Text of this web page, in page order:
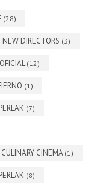
(28)
NEW DIRECTORS (3)
(12)
(1)
(7)
CINEMA (1)
(8)